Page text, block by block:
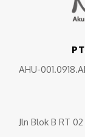
AHU-
Jln Blok B RT